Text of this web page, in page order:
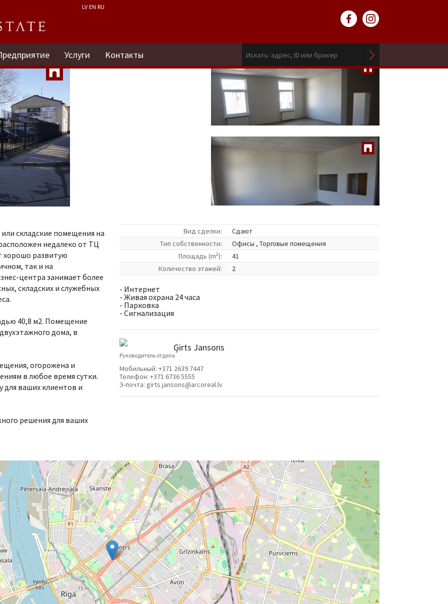
LV EN RU
Услуги Kонтакты
285EUR / мес.
складские помещения на
недалеко от ТЦ
хорошо развитую
так и на
центра занимает более
складских и служебных
40,8 м2. Помещение
дома, в
огорожена и
в любое время сутки.
для ваших клиентов и
решения для ваших
Вид сделки:
Сдают
Tип собственности:
Офисы , Торговые помещения
Площадь (m2):
41
Количество этажей:
2
- Интернет
- Живая охрана 24 часа
- Парковка
- Сигнализация
Ģirts Jansons
Руководитель отдела
Мобильный: +371 2639 7447
Телефон: +371 6736 5555
Э-почта: girts.jansons@arcoreal.lv